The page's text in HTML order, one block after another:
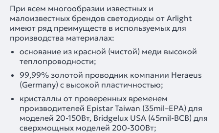
При всем многообразии известных и
малоизвестных брендов светодиоды от Arlight
имеют ряд преимуществ в используемых для
производства материалах:
основание из красной (чистой) меди высокой
теплопроводности;
99,99% золотой проводник компании Heraeus
(Germany) с высокой пластичностью;
кристаллы от проверенных временем
производителей Epistar Taiwan (35mil–EPA) для
моделей 20-150Вт, Bridgelux USA (45mil-BCB) для
сверхмощных моделей 200-300Вт;